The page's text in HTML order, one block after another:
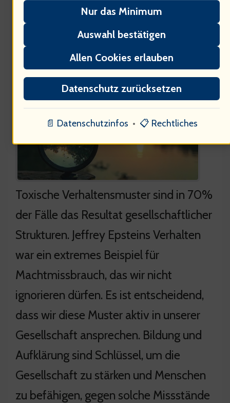
Erkennung und Bekämpfung
toxischer Verhaltensmuster
Toxische Verhaltensmuster sind in 70%
der Fälle das Resultat gesellschaftlicher
Strukturen. Jeffrey Epsteins Verhalten
war ein extremes Beispiel für
Machtmissbrauch, das wir nicht
ignorieren dürfen. Es ist entscheidend,
dass wir diese Muster aktiv in unserer
Gesellschaft ansprechen. Bildung und
Aufklärung sind Schlüssel, um die
Gesellschaft zu stärken und Menschen
zu befähigen, gegen solche Missstände
Nur das Minimum
Auswahl bestätigen
Allen Cookies erlauben
Datenschutz zurücksetzen
📄 Datenschutzinfos • 📋 Rechtliches